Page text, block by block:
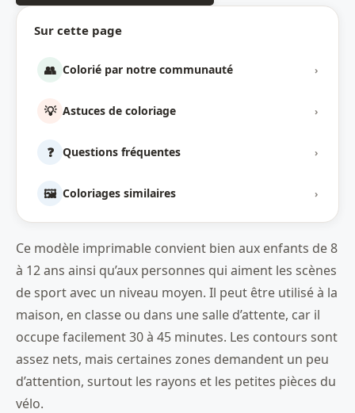
Sur cette page
👥 Colorié par notre communauté ›
💡 Astuces de coloriage ›
❓ Questions fréquentes ›
🖼️ Coloriages similaires ›
Ce modèle imprimable convient bien aux enfants de 8
à 12 ans ainsi qu’aux personnes qui aiment les scènes
de sport avec un niveau moyen. Il peut être utilisé à la
maison, en classe ou dans une salle d’attente, car il
occupe facilement 30 à 45 minutes. Les contours sont
assez nets, mais certaines zones demandent un peu
d’attention, surtout les rayons et les petites pièces du
vélo.